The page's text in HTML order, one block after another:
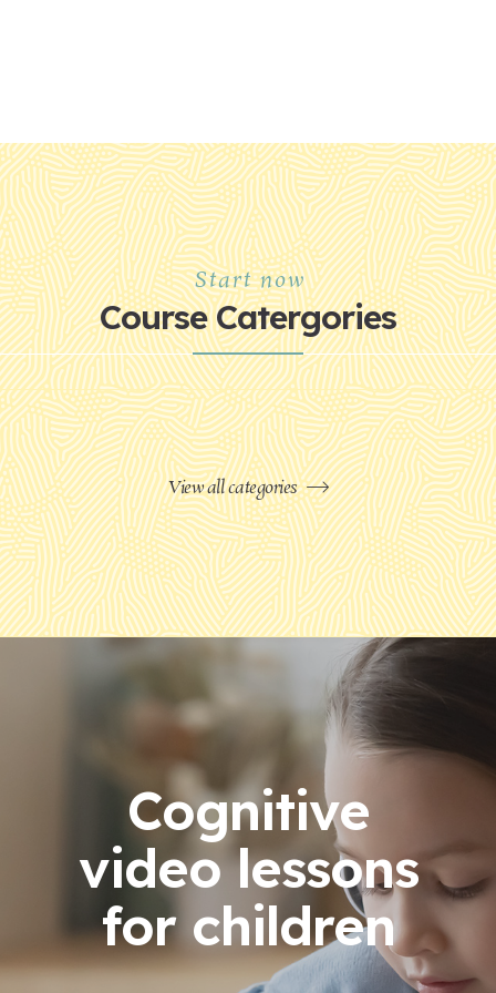
Start now
Course Catergories
View all categories
Cognitive
video lessons
for children